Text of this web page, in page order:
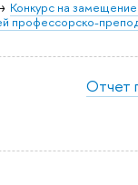
Конкурс на
профессорско-
Отчет